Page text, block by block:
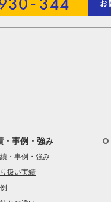
・事例・強み
・事例・強み
扱い実績